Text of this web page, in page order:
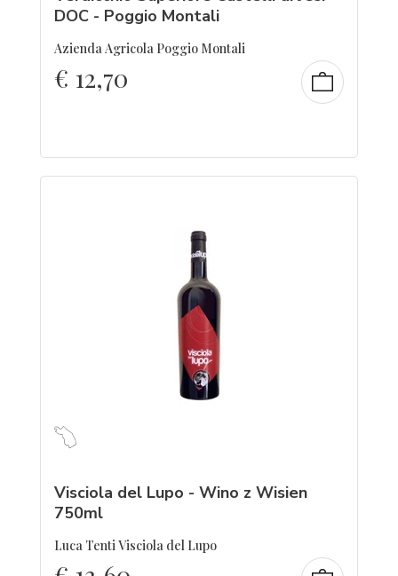
DOC - Poggio Montali
Azienda Agricola Poggio Montali
€ 12,70
Visciola del Lupo - Wino z Wisien
750ml
Luca Tenti Visciola del Lupo